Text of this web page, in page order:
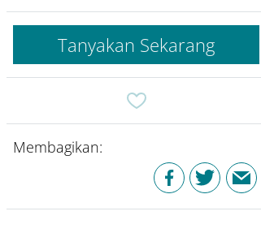
Tanyakan Sekarang
Membagikan: